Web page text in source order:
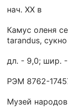
нач. ХХ в
Камус оленя
tarandus, сукно
дл. - 9,0; шир.
РЭМ 8762-
Музей